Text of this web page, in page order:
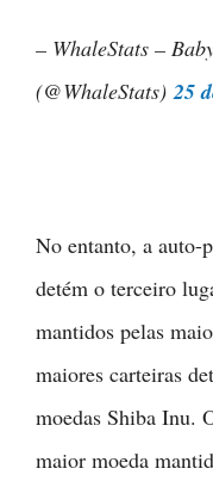
– WhaleStats –
(@WhaleStats)25
No entanto, a auto-
detém o terceiro
mantidos pelas
maiores carteiras
moedas Shiba Inu.
maior moeda